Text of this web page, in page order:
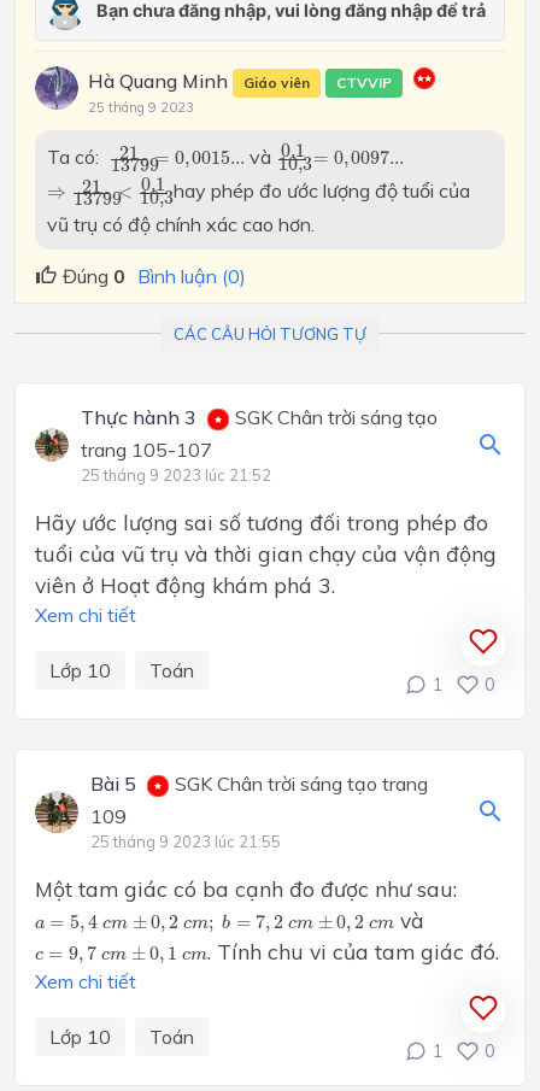
Hà Quang Minh Giáo viên CTVVIP
25 tháng 9 2023
Ta có: 21
13799= 0,0015...
2113799 =0, 0015...
và 0,1
10,3= 0,0097...
0, 1
⇒ 21
13799< 0,1
10,3
2113799<0
hay phép đo ước lượng độ tuổi của
vũ trụ có độ chính xác cao hơn.
Đúng 0 Bình luận (0)
CÁC CÂU HỎI TƯƠNG TỰ
Thực hành 3
SGK Chân trời sáng tạo
trang 105-107
25 tháng 9 2023 lúc 21:52
Hãy ước lượng sai số tương đối trong phép đo
tuổi của vũ trụ và thời gian chạy của vận động
viên ở Hoạt động khám phá 3.
Xem chi tiết
Lớp 10 Toán
1 0
Bài 5
SGK Chân trời sáng tạo trang
109
25 tháng 9 2023 lúc 21:55
Một tam giác có ba cạnh đo được như sau:
a = 5,4 cm ±0,2 cm; b = 7,2 cm ±0,2 cm
a ,4 c m±0 2 c m; b=7 2 ± 0, 2cm và
c = 9, 7 cm ±0, 1 cm
c =9 ,7 cm±0,1c m . Tính chu vi của tam giác đó.
Xem chi tiết
Lớp 10 Toán
1 0